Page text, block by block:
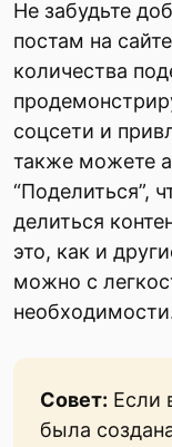
Не забудьте
постам на
количества
соцсети и
также можете
“Поделиться”,
делиться
это, как и
можно с
Совет: Если
была